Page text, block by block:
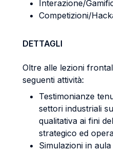
Interazione/
Competizioni/
DETTAGLI
Oltre alle lezioni
seguenti attività:
Testimonianze
settori industriali
qualitativa ai fini
strategico ed
Simulazioni in